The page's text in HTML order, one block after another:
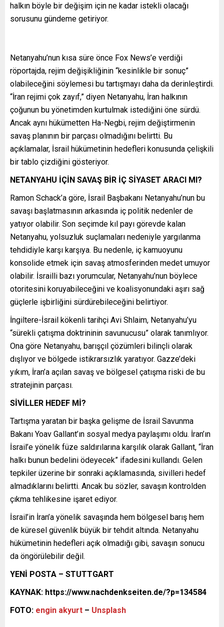
halkın böyle bir değişim için ne kadar istekli olacağı
sorusunu gündeme getiriyor.
Netanyahu’nun kısa süre önce Fox News’e verdiği
röportajda, rejim değişikliğinin “kesinlikle bir sonuç”
olabileceğini söylemesi bu tartışmayı daha da derinleştirdi.
“İran rejimi çok zayıf,” diyen Netanyahu, İran halkının
çoğunun bu yönetimden kurtulmak istediğini öne sürdü.
Ancak aynı hükümetten Ha-Negbi, rejim değiştirmenin
savaş planının bir parçası olmadığını belirtti. Bu
açıklamalar, İsrail hükümetinin hedefleri konusunda çelişkili
bir tablo çizdiğini gösteriyor.
NETANYAHU İÇİN SAVAŞ BİR İÇ SİYASET ARACI MI?
Ramon Schack’a göre, İsrail Başbakanı Netanyahu’nun bu
savaşı başlatmasının arkasında iç politik nedenler de
yatıyor olabilir. Son seçimde kıl payı görevde kalan
Netanyahu, yolsuzluk suçlamaları nedeniyle yargılanma
tehdidiyle karşı karşıya. Bu nedenle, iç kamuoyunu
konsolide etmek için savaş atmosferinden medet umuyor
olabilir. İsrailli bazı yorumcular, Netanyahu’nun böylece
otoritesini koruyabileceğini ve koalisyonundaki aşırı sağ
güçlerle işbirliğini sürdürebileceğini belirtiyor.
İngiltere-İsrail kökenli tarihçi Avi Shlaim, Netanyahu’yu
“sürekli çatışma doktrininin savunucusu” olarak tanımlıyor.
Ona göre Netanyahu, barışçıl çözümleri bilinçli olarak
dışlıyor ve bölgede istikrarsızlık yaratıyor. Gazze’deki
yıkım, İran’a açılan savaş ve bölgesel çatışma riski de bu
stratejinin parçası.
SİVİLLER HEDEF Mİ?
Tartışma yaratan bir başka gelişme de İsrail Savunma
Bakanı Yoav Gallant’ın sosyal medya paylaşımı oldu. İran’ın
İsrail’e yönelik füze saldırılarına karşılık olarak Gallant, “İran
halkı bunun bedelini ödeyecek” ifadesini kullandı. Gelen
tepkiler üzerine bir sonraki açıklamasında, sivilleri hedef
almadıklarını belirtti. Ancak bu sözler, savaşın kontrolden
çıkma tehlikesine işaret ediyor.
İsrail’in İran’a yönelik savaşında hem bölgesel barış hem
de küresel güvenlik büyük bir tehdit altında. Netanyahu
hükümetinin hedefleri açık olmadığı gibi, savaşın sonucu
da öngörülebilir değil.
YENİ POSTA – STUTTGART
KAYNAK: https://www.nachdenkseiten.de/?p=134584
FOTO: engin akyurt – Unsplash